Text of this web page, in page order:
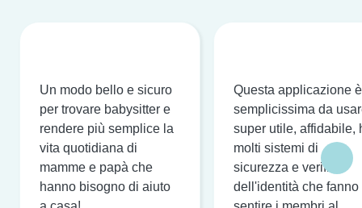
Un modo bello e sicuro
per trovare babysitter e
rendere più semplice la
vita quotidiana di
mamme e papà che
hanno bisogno di aiuto
Questa applicazione è
semplicissima da
super utile, affidabile,
molti sistemi di
sicurezza e verifica
dell'identità che fanno